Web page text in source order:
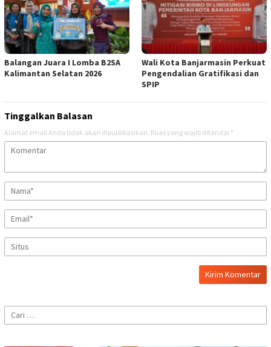
Balangan Juara I Lomba B2SA
Kalimantan Selatan 2026
Wali Kota Banjarmasin Perkuat
Pengendalian Gratifikasi dan
SPIP
Tinggalkan Balasan
Alamat email Anda tidak akan dipublikasikan. Ruas yang wajib ditandai *
Cari
untuk: